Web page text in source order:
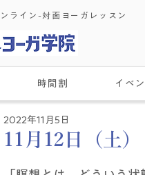
ライン-対面ヨーガレッスン
時間割 イベン
11月12日（土
2022年11月5日